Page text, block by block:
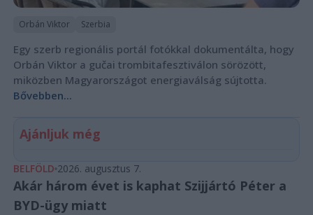
Orbán Viktor Szerbia
Egy szerb regionális portál fotókkal dokumentálta, hogy
Orbán Viktor a gučai trombitafesztiválon sörözött,
miközben Magyarországot energiaválság sújtotta.
Bővebben...
Ajánljuk még
BELFÖLD 2026. augusztus 7.
Akár három évet is kaphat Szijjártó Péter a
BYD-ügy miatt